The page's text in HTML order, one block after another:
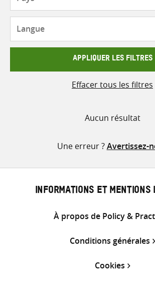
APPLIQUER LES FILTRES
Effacer tous les filtres
Aucun résultat
Une erreur ?Avertissez-
INFORMATIONS ET MENTIONS
À propos de Policy &
Conditions générales
Cookies